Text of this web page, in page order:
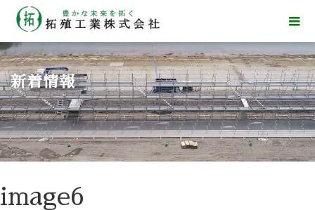
新着情報
image6